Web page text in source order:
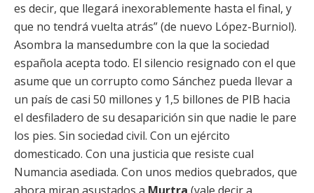
es decir, que llegará inexorablemente hasta el final, y
que no tendrá vuelta atrás” (de nuevo López-Burniol).
Asombra la mansedumbre con la que la sociedad
española acepta todo. El silencio resignado con el que
asume que un corrupto como Sánchez pueda llevar a
un país de casi 50 millones y 1,5 billones de PIB hacia
el desfiladero de su desaparición sin que nadie le pare
los pies. Sin sociedad civil. Con un ejército
domesticado. Con una justicia que resiste cual
Numancia asediada. Con unos medios quebrados, que